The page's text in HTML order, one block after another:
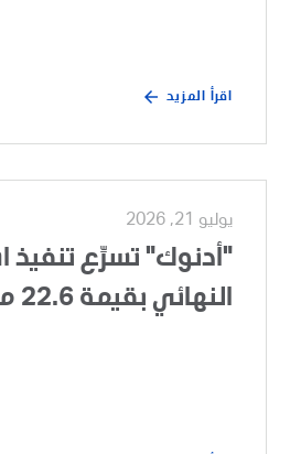
اقرأ المزيد
يوليو 21, 2026
"أدنوك" تسرِّع تنفيذ
النهائي بقيمة 22.6 مليار درهم في مشروع تطوير الغطاء الغازي لحقل أم الشيف